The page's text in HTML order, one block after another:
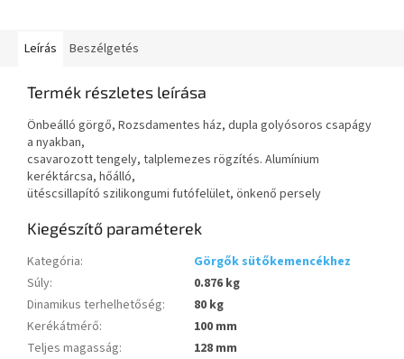
Leírás
Beszélgetés
Termék részletes leírása
Önbeálló görgő, Rozsdamentes ház, dupla golyósoros csapágy
a nyakban,
csavarozott tengely, talplemezes rögzítés. Alumínium
keréktárcsa, hőálló,
ütéscsillapító szilikongumi futófelület, önkenő persely
Kiegészítő paraméterek
Kategória:
Görgők sütőkemencékhez
Súly:
0.876 kg
Dinamikus terhelhetőség:
80 kg
Kerékátmérő:
100 mm
Teljes magasság:
128 mm